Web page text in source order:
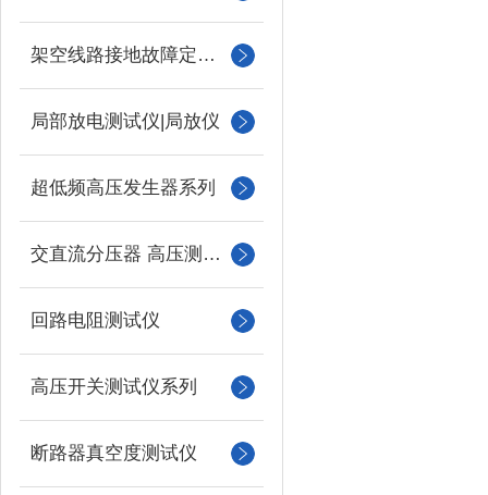
架空线路接地故障定位仪
局部放电测试仪|局放仪
超低频高压发生器系列
交直流分压器 高压测量仪
回路电阻测试仪
高压开关测试仪系列
断路器真空度测试仪